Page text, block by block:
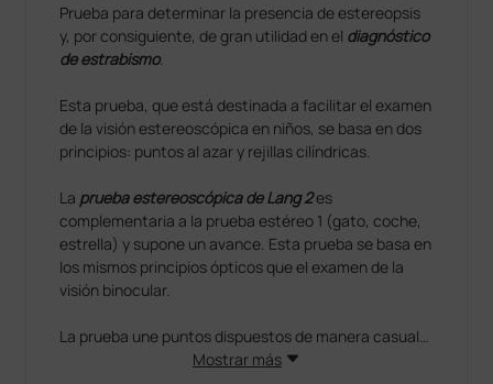
Prueba para determinar la presencia de estereopsis
y, por consiguiente, de gran utilidad en el diagnóstico
de estrabismo.
Esta prueba, que está destinada a facilitar el examen
de la visión estereoscópica en niños, se basa en dos
principios: puntos al azar y rejillas cilíndricas.
La prueba estereoscópica de Lang 2es
complementaria a la prueba estéreo 1 (gato, coche,
estrella) y supone un avance. Esta prueba se basa en
los mismos principios ópticos que el examen de la
visión binocular.
La prueba une puntos dispuestos de manera casual
con un patrón de lentes, y ha sido diseñado para la
Mostrar más